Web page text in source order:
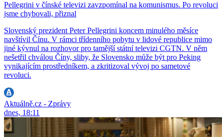
Pellegrini v čínské televizi zavzpomínal na komunismus. Po revoluci
jsme chybovali, přiznal
Slovenský prezident Peter Pellegrini koncem minulého měsíce
navštívil Čínu. V rámci třídenního pobytu v lidové republice mimo
jiné kývnul na rozhovor pro tamější státní televizi CGTN. V něm
nešetřil chválou Číny, sliby, že Slovensko může být pro Peking
vynikajícím prostředníkem, a zkritizoval vývoj po sametové
revoluci.
Aktuálně.cz - Zprávy
dnes, 18:11